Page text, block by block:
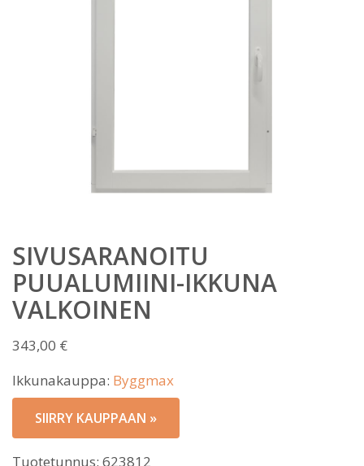
SIVUSARANOITU
PUUALUMIINI-IKKUNA
VALKOINEN
343,00 €
Ikkunakauppa: Byggmax
SIIRRY KAUPPAAN »
Tuotetunnus: 623812